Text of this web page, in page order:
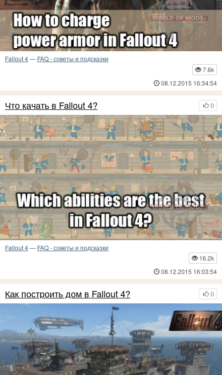
Fallout 4— FAQ - советы и подсказки
7.6k
08.12.2015 16:34:54
0
Что качать в Fallout 4?
Fallout 4— FAQ - советы и подсказки
16.2k
08.12.2015 16:03:54
0
Как построить дом в Fallout 4?